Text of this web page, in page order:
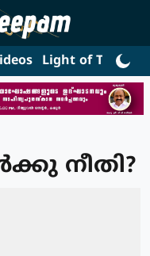
Light of Truth
നീതി?